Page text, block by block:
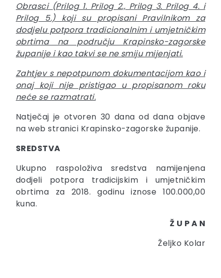
Obrasci (Prilog 1. Prilog 2., Prilog 3. Prilog 4. i
Prilog 5.) koji su propisani Pravilnikom za
dodjelu potpora tradicionalnim i umjetničkim
obrtima na području Krapinsko-zagorske
županije i kao takvi se ne smiju mijenjati.
Zahtjev s nepotpunom dokumentacijom kao i
onaj koji nije pristigao u propisanom roku
neće se razmatrati.
Natječaj je otvoren 30 dana od dana objave
na web stranici Krapinsko-zagorske županije.
SREDSTVA
Ukupno raspoloživa sredstva namijenjena
dodjeli potpora tradicijskim i umjetničkim
obrtima za 2018. godinu iznose 100.000,00
kuna.
Ž U P A N
Željko Kolar